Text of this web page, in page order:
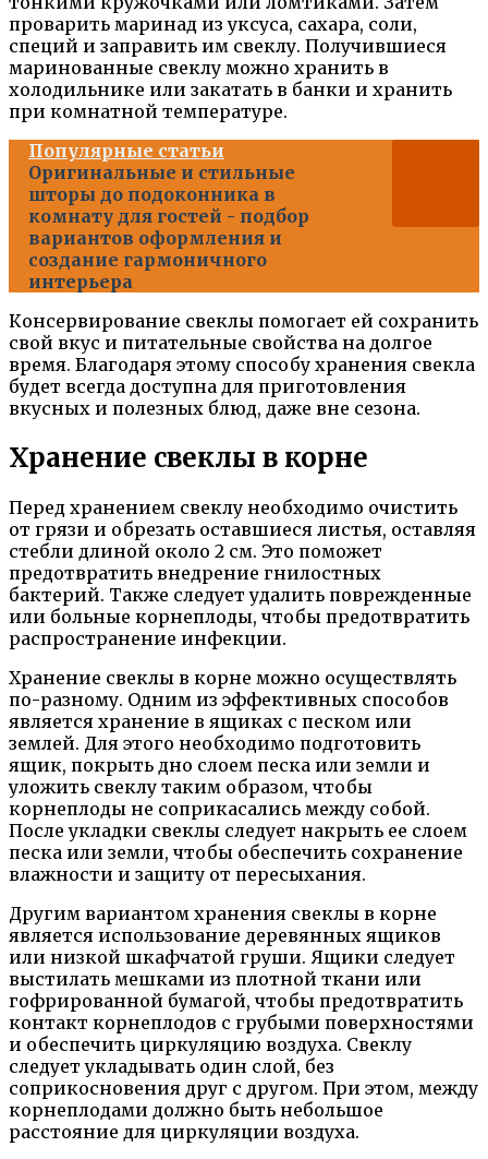
проварить маринад из уксуса, сахара, соли,
специй и заправить им свеклу. Получившиеся
маринованные свеклу можно хранить в
холодильнике или закатать в банки и хранить
при комнатной температуре.
Популярные статьи
Оригинальные и стильные
шторы до подоконника в
комнату для гостей - подбор
вариантов оформления и
создание гармоничного
интерьера
Консервирование свеклы помогает ей сохранить
свой вкус и питательные свойства на долгое
время. Благодаря этому способу хранения свекла
будет всегда доступна для приготовления
вкусных и полезных блюд, даже вне сезона.
Хранение свеклы в корне
Перед хранением свеклу необходимо очистить
от грязи и обрезать оставшиеся листья, оставляя
стебли длиной около 2 см. Это поможет
предотвратить внедрение гнилостных
бактерий. Также следует удалить поврежденные
или больные корнеплоды, чтобы предотвратить
распространение инфекции.
Хранение свеклы в корне можно осуществлять
по-разному. Одним из эффективных способов
является хранение в ящиках с песком или
землей. Для этого необходимо подготовить
ящик, покрыть дно слоем песка или земли и
уложить свеклу таким образом, чтобы
корнеплоды не соприкасались между собой.
После укладки свеклы следует накрыть ее слоем
песка или земли, чтобы обеспечить сохранение
влажности и защиту от пересыхания.
Другим вариантом хранения свеклы в корне
является использование деревянных ящиков
или низкой шкафчатой груши. Ящики следует
выстилать мешками из плотной ткани или
гофрированной бумагой, чтобы предотвратить
контакт корнеплодов с грубыми поверхностями
и обеспечить циркуляцию воздуха. Свеклу
следует укладывать один слой, без
соприкосновения друг с другом. При этом, между
корнеплодами должно быть небольшое
расстояние для циркуляции воздуха.